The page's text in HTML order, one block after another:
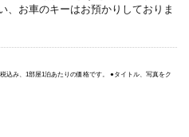
、お車のキーはお預かりしておりま
込み、1部屋1泊あたりの価格です。 ●タイトル、写真をク